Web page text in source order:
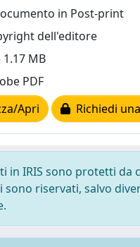
in Post-print
dell'editore
MB
PDF
Apri
Richiedi
in IRIS sono protetti da
riservati, salvo